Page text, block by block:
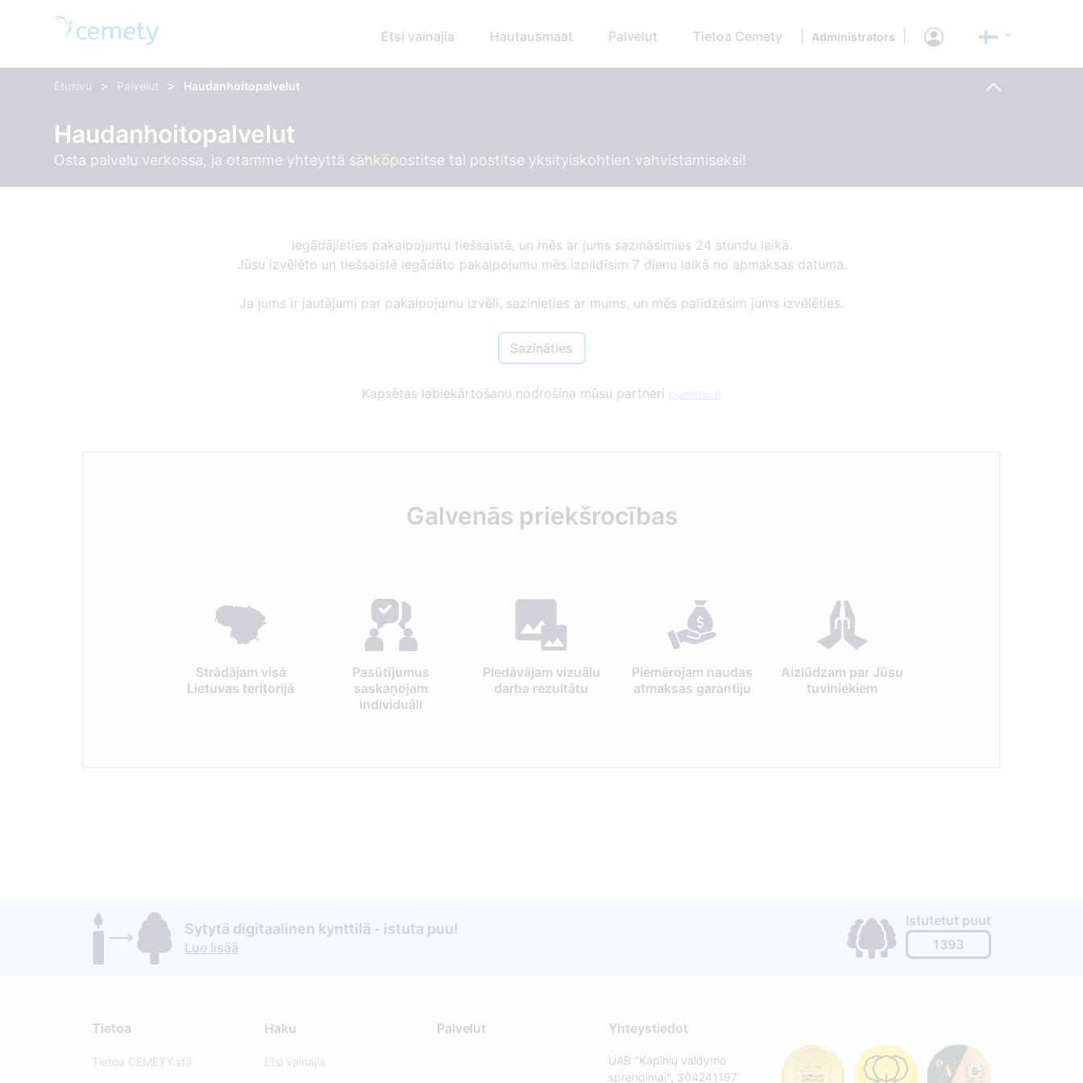
Etsi vainajia Hautausmaat Palvelut Tietoa Cemety Administrators
Etusivu > Palvelut > Haudanhoitopalvelut
Haudanhoitopalvelut
Osta palvelu verkossa, ja otamme yhteyttä sähköpostitse tai postitse yksityiskohtien vahvistamiseksi!
Iegādājieties pakalpojumu tiešsaistē, un mēs ar jums sazināsimies 24 stundu laikā.
Jūsu izvēlēto un tiešsaistē iegādāto pakalpojumu mēs izpildīsim 7 dienu laikā no apmaksas datuma.
Ja jums ir jautājumi par pakalpojumu izvēli, sazinieties ar mums, un mēs palīdzēsim jums izvēlēties.
Sazināties
Kapsētas labiekārtošanu nodrošina mūsu partneri pamenu.lt
Galvenās priekšrocības
Strādājam visā
Lietuvas teritorijā
Pasūtījumus
saskaņojam
individuāli
Piedāvājam vizuālu
darba rezultātu
Piemērojam naudas
atmaksas garantiju
Aizlūdzam par Jūsu
tuviniekiem
Sytytä digitaalinen kynttilä - istuta puu!
Lue lisää
Istutetut puut
1393
Tietoa
Tietoa CEMETY:stä
Haku
Etsi vainajia
Palvelut Yhteystiedot
UAB "Kapinių valdymo
sprendimai", 304241197